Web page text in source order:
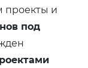
проекты и
под